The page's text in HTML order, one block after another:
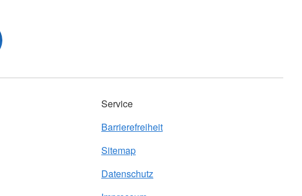
Service
Barrierefreiheit
Sitemap
Datenschutz